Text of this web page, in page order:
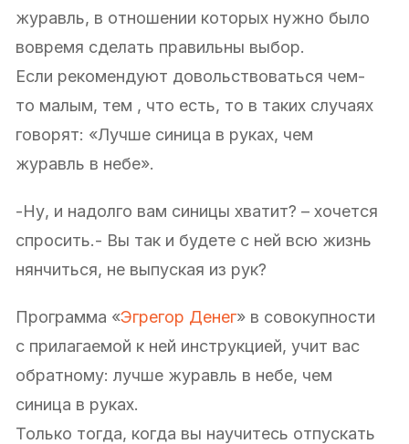
журавль, в отношении которых нужно было
вовремя сделать правильны выбор.
Если рекомендуют довольствоваться чем-
то малым, тем , что есть, то в таких случаях
говорят: «Лучше синица в руках, чем
журавль в небе».
-Ну, и надолго вам синицы хватит? – хочется
спросить.- Вы так и будете с ней всю жизнь
нянчиться, не выпуская из рук?
Программа «Эгрегор Денег» в совокупности
c прилагаемой к ней инструкцией, учит вас
обратному: лучше журавль в небе, чем
синица в руках.
Только тогда, когда вы научитесь отпускать